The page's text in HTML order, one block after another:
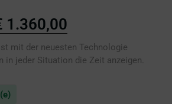
1.360,00
mit der neuesten Technologie
in jeder Situation die Zeit anzeigen.